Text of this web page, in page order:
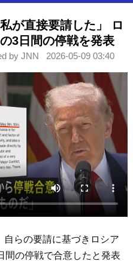
が直接要請した」 ロ
3日間の停戦を発表
by JNN 2026-05-09 03:40
らの要請に基づきロシア
間の停戦で合意したと発表